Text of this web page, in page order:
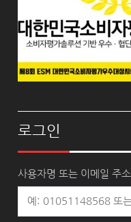
로그인
사용자명 또는 이메일 주소